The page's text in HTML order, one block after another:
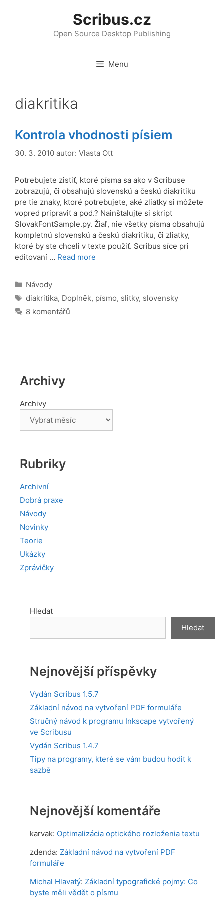
Scribus.cz
Open Source Desktop Publishing
Menu
diakritika
Kontrola vhodnosti písiem
30. 3. 2010 autor: Vlasta Ott
Potrebujete zistiť, ktoré písma sa ako v Scribuse
zobrazujú, či obsahujú slovenskú a českú diakritiku
pre tie znaky, ktoré potrebujete, aké zliatky si môžete
vopred pripraviť a pod.? Nainštalujte si skript
SlovakFontSample.py. Žiaľ, nie všetky písma obsahujú
kompletnú slovenskú a českú diakritiku, či zliatky,
ktoré by ste chceli v texte použiť. Scribus síce pri
editovaní … Read more
Rubriky
Návody
Štítky
diakritika, Doplněk, písmo, slitky, slovensky
8 komentářů
Archivy
Archivy
Rubriky
Archivní
Dobrá praxe
Návody
Novinky
Teorie
Ukázky
Zprávičky
Hledat
Hledat
Nejnovější příspěvky
Vydán Scribus 1.5.7
Základní návod na vytvoření PDF formuláře
Stručný návod k programu Inkscape vytvořený
ve Scribusu
Vydán Scribus 1.4.7
Tipy na programy, které se vám budou hodit k
sazbě
Nejnovější komentáře
karvak: Optimalizácia optického rozloženia textu
zdenda: Základní návod na vytvoření PDF
formuláře
Michal Hlavatý: Základní typografické pojmy: Co
byste měli vědět o písmu